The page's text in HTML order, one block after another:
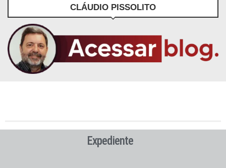
CLÁUDIO PISSOLITO
Expediente